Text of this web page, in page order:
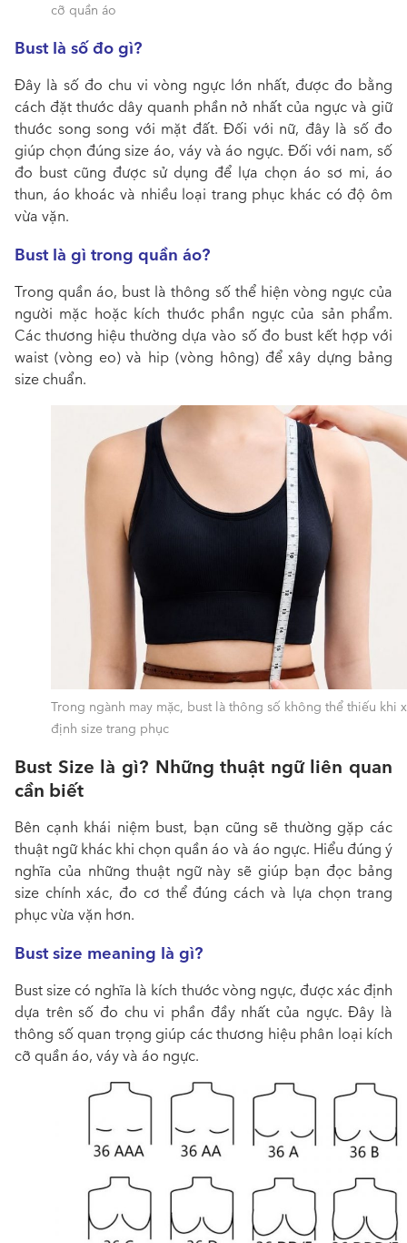
cỡ quần áo
Bust là số đo gì?
Đây là số đo chu vi vòng ngực lớn nhất, được đo bằng
cách đặt thước dây quanh phần nở nhất của ngực và giữ
thước song song với mặt đất. Đối với nữ, đây là số đo
giúp chọn đúng size áo, váy và áo ngực. Đối với nam, số
đo bust cũng được sử dụng để lựa chọn áo sơ mi, áo
thun, áo khoác và nhiều loại trang phục khác có độ ôm
vừa vặn.
Bust là gì trong quần áo?
Trong quần áo, bust là thông số thể hiện vòng ngực của
người mặc hoặc kích thước phần ngực của sản phẩm.
Các thương hiệu thường dựa vào số đo bust kết hợp với
waist (vòng eo) và hip (vòng hông) để xây dựng bảng
size chuẩn.
Trong ngành may mặc, bust là thông số không thể thiếu khi
định size trang phục
Bust Size là gì? Những thuật ngữ liên quan
cần biết
Bên cạnh khái niệm bust, bạn cũng sẽ thường gặp các
thuật ngữ khác khi chọn quần áo và áo ngực. Hiểu đúng ý
nghĩa của những thuật ngữ này sẽ giúp bạn đọc bảng
size chính xác, đo cơ thể đúng cách và lựa chọn trang
phục vừa vặn hơn.
Bust size meaning là gì?
Bust size có nghĩa là kích thước vòng ngực, được xác định
dựa trên số đo chu vi phần đầy nhất của ngực. Đây là
thông số quan trọng giúp các thương hiệu phân loại kích
cỡ quần áo, váy và áo ngực.